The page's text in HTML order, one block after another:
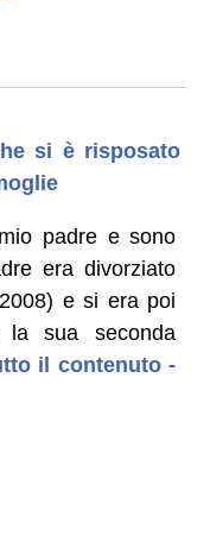
si è risposato
padre e sono
era divorziato
e si era poi
la sua seconda
il contenuto -